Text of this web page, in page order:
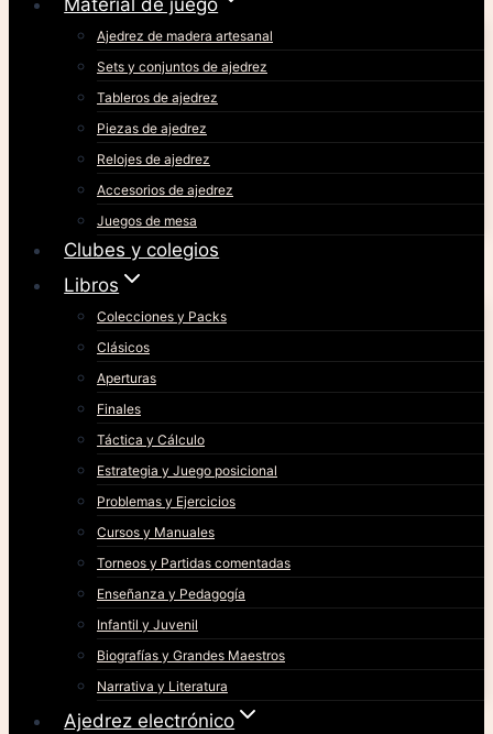
Material de juego
Ajedrez de madera artesanal
Sets y conjuntos de ajedrez
Tableros de ajedrez
Piezas de ajedrez
Relojes de ajedrez
Accesorios de ajedrez
Juegos de mesa
Clubes y colegios
Libros
Colecciones y Packs
Clásicos
Aperturas
Finales
Táctica y Cálculo
Estrategia y Juego posicional
Problemas y Ejercicios
Cursos y Manuales
Torneos y Partidas comentadas
Enseñanza y Pedagogía
Infantil y Juvenil
Biografías y Grandes Maestros
Narrativa y Literatura
Ajedrez electrónico